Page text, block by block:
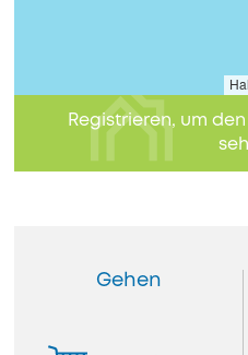
Registrieren, um
Gehen